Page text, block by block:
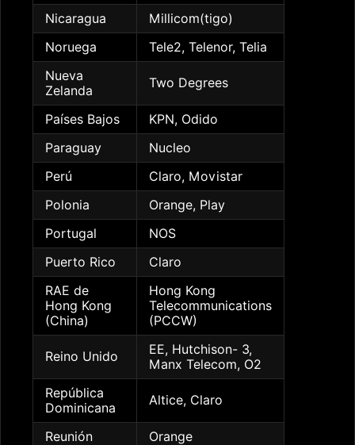
Nicaragua
Millicom(tigo)
Noruega
Tele2, Telenor, Telia
Nueva
Zelanda
Two Degrees
Países Bajos
KPN, Odido
Paraguay
Nucleo
Perú
Claro, Movistar
Polonia
Orange, Play
Portugal
NOS
Puerto Rico
Claro
RAE de
Hong Kong
(China)
Hong Kong
Telecommunications
(PCCW)
Reino Unido
EE, Hutchison- 3,
Manx Telecom, O2
República
Dominicana
Altice, Claro
Reunión Orange